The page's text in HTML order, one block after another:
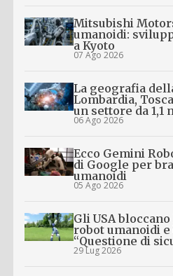
Mitsubishi
umanoidi:
a Kyoto
07 Ago 2026
La geografia
Lombardia,
un settore da 1,1
06 Ago 2026
Ecco Gemini
di Google per
umanoidi
05 Ago 2026
Gli USA
robot umanoidi
“Questione di
29 Lug 2026